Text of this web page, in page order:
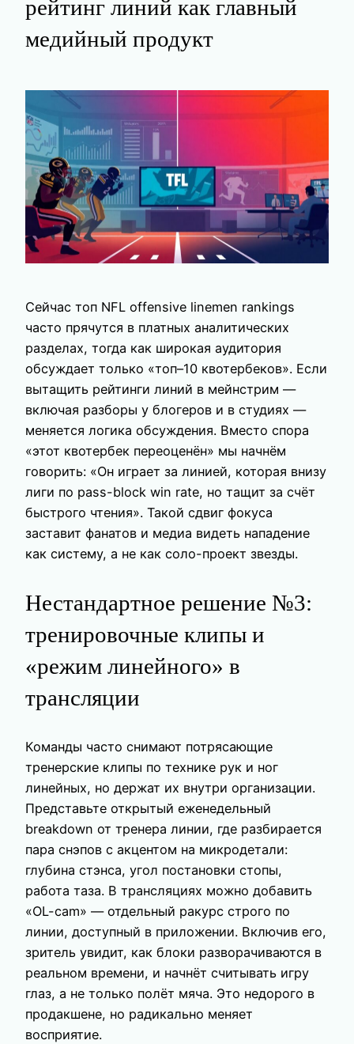
рейтинг линий как главный
медийный продукт
Сейчас топ NFL offensive linemen rankings
часто прячутся в платных аналитических
разделах, тогда как широкая аудитория
обсуждает только «топ–10 квотербеков». Если
вытащить рейтинги линий в мейнстрим —
включая разборы у блогеров и в студиях —
меняется логика обсуждения. Вместо спора
«этот квотербек переоценён» мы начнём
говорить: «Он играет за линией, которая внизу
лиги по pass-block win rate, но тащит за счёт
быстрого чтения». Такой сдвиг фокуса
заставит фанатов и медиа видеть нападение
как систему, а не как соло-проект звезды.
Нестандартное решение №3:
тренировочные клипы и
«режим линейного» в
трансляции
Команды часто снимают потрясающие
тренерские клипы по технике рук и ног
линейных, но держат их внутри организации.
Представьте открытый еженедельный
breakdown от тренера линии, где разбирается
пара снэпов с акцентом на микродетали:
глубина стэнса, угол постановки стопы,
работа таза. В трансляциях можно добавить
«OL-cam» — отдельный ракурс строго по
линии, доступный в приложении. Включив его,
зритель увидит, как блоки разворачиваются в
реальном времени, и начнёт считывать игру
глаз, а не только полёт мяча. Это недорого в
продакшене, но радикально меняет
восприятие.